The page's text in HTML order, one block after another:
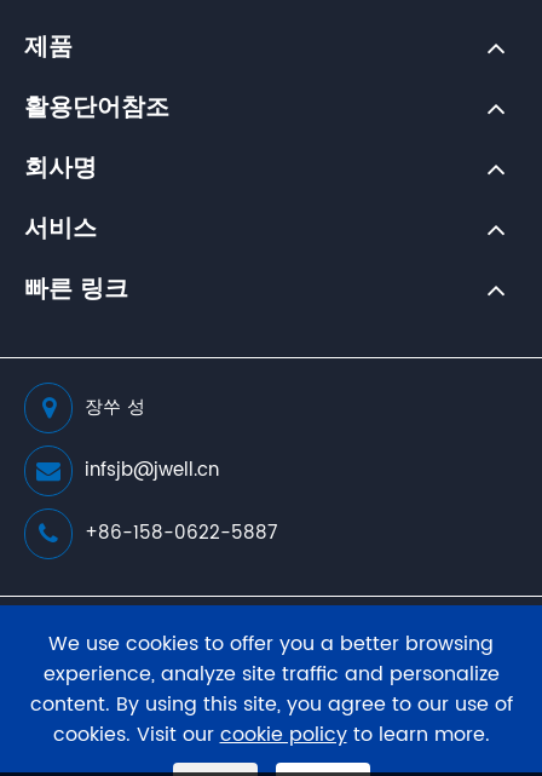
제품
활용단어참조
회사명
서비스
빠른 링크
장쑤 성
infsjb@jwell.cn
+86-158-0622-5887
저작권 소유(JWELL Extrusion Machinery Co., Ltd.판
권 소유.
사이트 맵 프라이버시 정책
We use cookies to offer you a better browsing
experience, analyze site traffic and personalize
content. By using this site, you agree to our use of
cookies. Visit ourcookie policyto learn more.